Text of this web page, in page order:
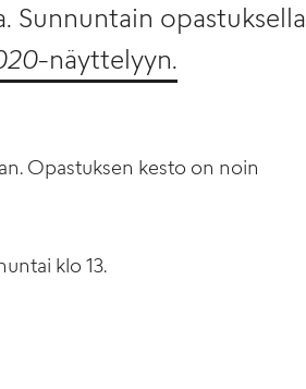
Sunnuntain opastuksella
-näyttelyyn.
Opastuksen kesto on noin
klo 13.